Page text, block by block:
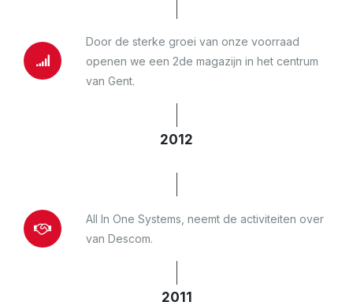
Door de sterke groei van onze voorraad
openen we een 2de magazijn in het centrum
van Gent.
2012
All In One Systems, neemt de activiteiten over
van Descom.
2011